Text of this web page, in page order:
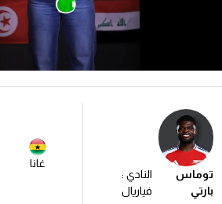
توماس
بارتي
النادي :
فياريال
غانا